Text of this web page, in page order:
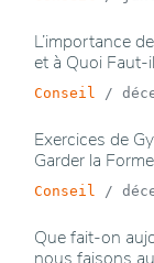
L’importance
et à Quoi Faut-
Conseil /
Exercices de
Garder la
Conseil /
Que fait-on
nous faisons